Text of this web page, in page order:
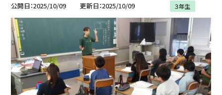
公開日 2025/10/09 更新日 2025/10/09 ３年生